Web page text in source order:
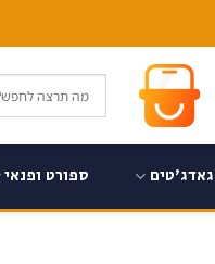
גאדג'טים ספורט ופנאי